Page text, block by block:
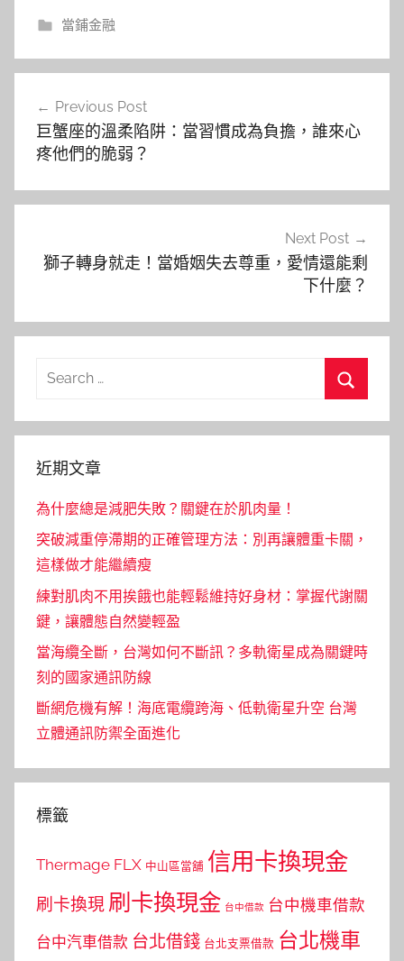
當鋪金融
導
覽
Previous Post
巨蟹座的溫柔陷阱：當習慣成為負擔，誰來心
疼他們的脆弱？
Next Post
獅子轉身就走！當婚姻失去尊重，愛情還能剩
下什麼？
Search
近期文章
為什麼總是減肥失敗？關鍵在於肌肉量！
突破減重停滯期的正確管理方法：別再讓體重卡關，
這樣做才能繼續瘦
練對肌肉不用挨餓也能輕鬆維持好身材：掌握代謝關
鍵，讓體態自然變輕盈
當海纜全斷，台灣如何不斷訊？多軌衛星成為關鍵時
刻的國家通訊防線
斷網危機有解！海底電纜跨海、低軌衛星升空 台灣
立體通訊防禦全面進化
標籤
Thermage FLX 中山區當舖 信用卡換現金
刷卡換現 刷卡換現金 台中借款 台中機車借款
台中汽車借款 台北借錢 台北支票借款 台北機車